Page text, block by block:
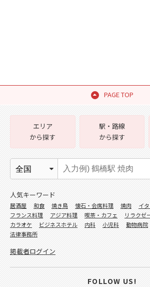
PAGE TOP
エリア
から探す
駅・路線
から探す
人気キーワード
居酒屋 和食 焼き鳥 懐石・会席料理 焼肉
イ
フランス料理
アジア料理 喫茶・カフェ リラクゼ
カラオケ
ビジネスホテル 内科 小児科 動物病院
法律事務所
掲載者ログイン
FOLLOW US!